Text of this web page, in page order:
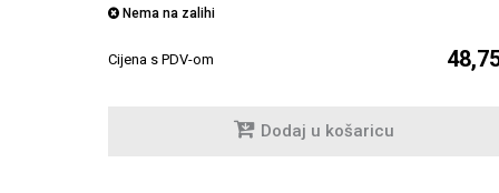
Nema na zalihi
Cijena s PDV-om
Dodaj u košaricu